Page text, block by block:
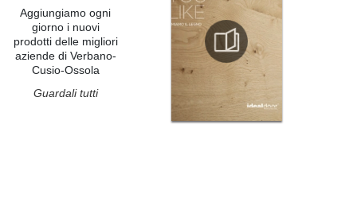
Aggiungiamo ogni
giorno i nuovi
prodotti delle migliori
aziende di Verbano-
Cusio-Ossola
Guardali tutti